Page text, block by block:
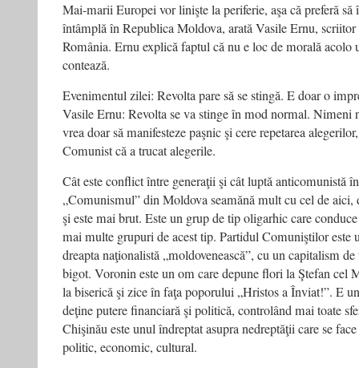
Mai-marii Europei vor linişte la periferie, aşa că preferă să
întâmplă în Republica Moldova, arată Vasile Ernu, scriitor
România. Ernu explică faptul că nu e loc de morală acolo
contează.
Evenimentul zilei: Revolta pare să se stingă. E doar o
Vasile Ernu: Revolta se va stinge în mod normal. Nimeni
vrea doar să manifesteze paşnic şi cere repetarea
Comunist că a trucat alegerile.
Cât este conflict între generaţii şi cât luptă anticomunistă
„Comunismul” din Moldova seamănă mult cu cel de aici,
şi este mai brut. Este un grup de tip oligarhic care
mai multe grupuri de acest tip. Partidul Comuniştilor este
dreapta naţionalistă „moldovenească”, cu un capitalism
bigot. Voronin este un om care depune flori la Ştefan cel
la biserică şi zice în faţa poporului „Hristos a Înviat!”. E
deţine putere financiară şi politică, controlând mai toate
Chişinău este unul îndreptat asupra nedreptăţii care se
politic, economic, cultural.